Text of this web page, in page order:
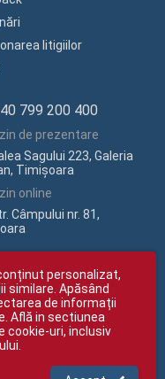
litigiilor
799 200 400
de prezentare
Sagului 223, Galeria
Timișoara
online
Câmpului nr. 81,
RO 15651694, Nr. Reg. Com.
includ TVA
personalizat,
similare. Apăsând
de informații
Află in sectiunea
cookie-uri, inclusiv